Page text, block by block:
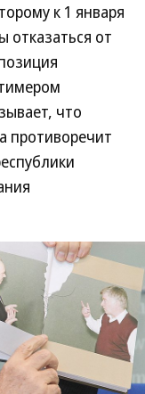
к 1 января
отказаться от
что
противоречит